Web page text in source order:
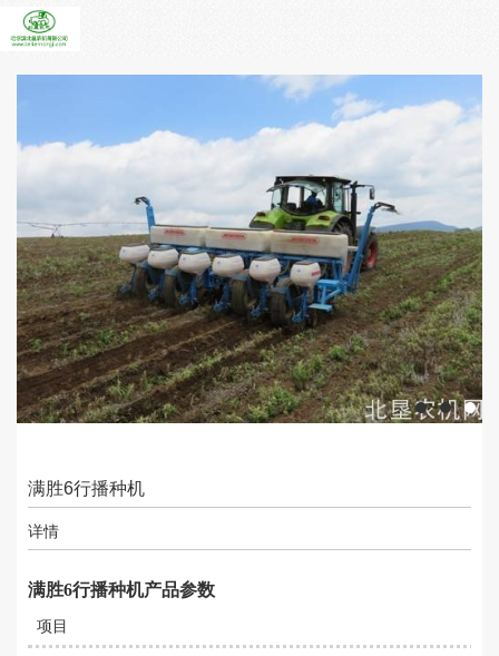
满胜6行播种机
详情
满胜6行播种机产品参数
项目